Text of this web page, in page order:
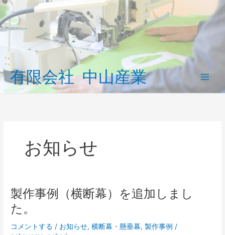
内
容
を
ッ
プ 有限会社 中山産業
お知らせ
製作事例（横断幕）を追加しまし
た。
コメントする / お知らせ,横断幕・懸垂幕,製作事例 /